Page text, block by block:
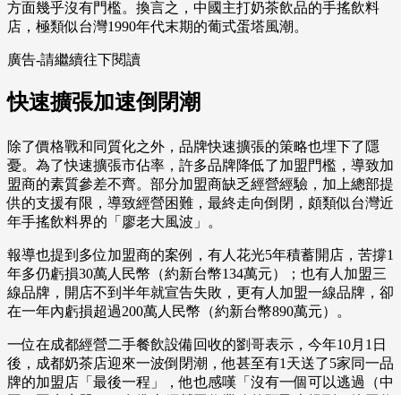
方面幾乎沒有門檻。換言之，中國主打奶茶飲品的手搖飲料
店，極類似台灣1990年代末期的葡式蛋塔風潮。
廣告-請繼續往下閱讀
快速擴張加速倒閉潮
除了價格戰和同質化之外，品牌快速擴張的策略也埋下了隱
憂。為了快速擴張市佔率，許多品牌降低了加盟門檻，導致加
盟商的素質參差不齊。部分加盟商缺乏經營經驗，加上總部提
供的支援有限，導致經營困難，最終走向倒閉，頗類似台灣近
年手搖飲料界的「廖老大風波」。
報導也提到多位加盟商的案例，有人花光5年積蓄開店，苦撐1
年多仍虧損30萬人民幣（約新台幣134萬元）；也有人加盟三
線品牌，開店不到半年就宣告失敗，更有人加盟一線品牌，卻
在一年內虧損超過200萬人民幣（約新台幣890萬元）。
一位在成都經營二手餐飲設備回收的劉哥表示，今年10月1日
後，成都奶茶店迎來一波倒閉潮，他甚至有1天送了5家同一品
牌的加盟店「最後一程」，他也感嘆「沒有一個可以逃過（中